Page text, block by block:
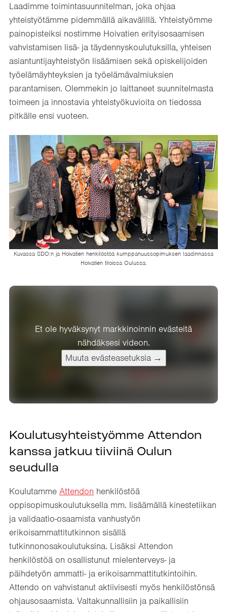
Laadimme toimintasuunnitelman, joka ohjaa
yhteistyötämme pidemmällä aikavälillä. Yhteistyömme
painopisteiksi nostimme Hoivatien erityisosaamisen
vahvistamisen lisä- ja täydennyskoulutuksilla, yhteisen
asiantuntijayhteistyön lisäämisen sekä opiskelijoiden
työelämäyhteyksien ja työelämävalmiuksien
parantamisen. Olemmekin jo laittaneet suunnitelmasta
toimeen ja innostavia yhteistyökuvioita on tiedossa
pitkälle ensi vuoteen.
Kuvassa SDO:n ja Hoivatien henkilöstöä kumppanuussopimuksen laadinnassa
Hoivatien tiloissa Oulussa.
Et ole hyväksynyt markkinoinnin evästeitä
nähdäksesi videon.
Muuta evästeasetuksia
Koulutusyhteistyömme Attendon
kanssa jatkuu tiiviinä Oulun
seudulla
Koulutamme Attendon henkilöstöä
oppisopimuskoulutuksella mm. lisäämällä kinestetiikan
ja validaatio-osaamista vanhustyön
erikoisammattitutkinnon sisällä
tutkinnonosakoulutuksina. Lisäksi Attendon
henkilöstöä on osallistunut mielenterveys- ja
päihdetyön ammatti- ja erikoisammattitutkintoihin.
Attendo on vahvistanut aktiivisesti myös henkilöstönsä
ohjausosaamista. Valtakunnallisiin ja paikallisiin